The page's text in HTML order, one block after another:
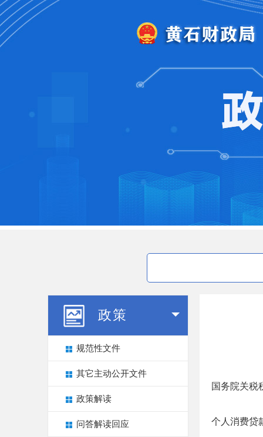
政策
规范性文件
其它主动公开文件
政策解读
问答解读回应
国务院关税
个人消费贷